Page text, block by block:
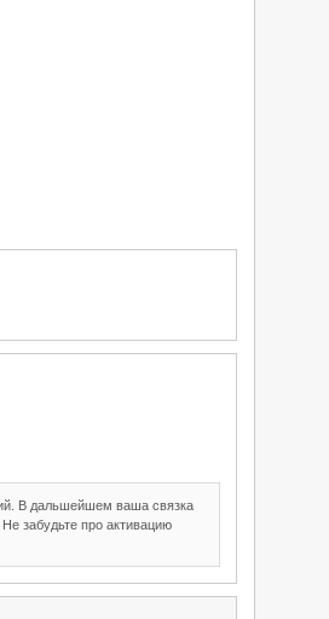
В дальшейшем ваша связка
забудьте про активацию